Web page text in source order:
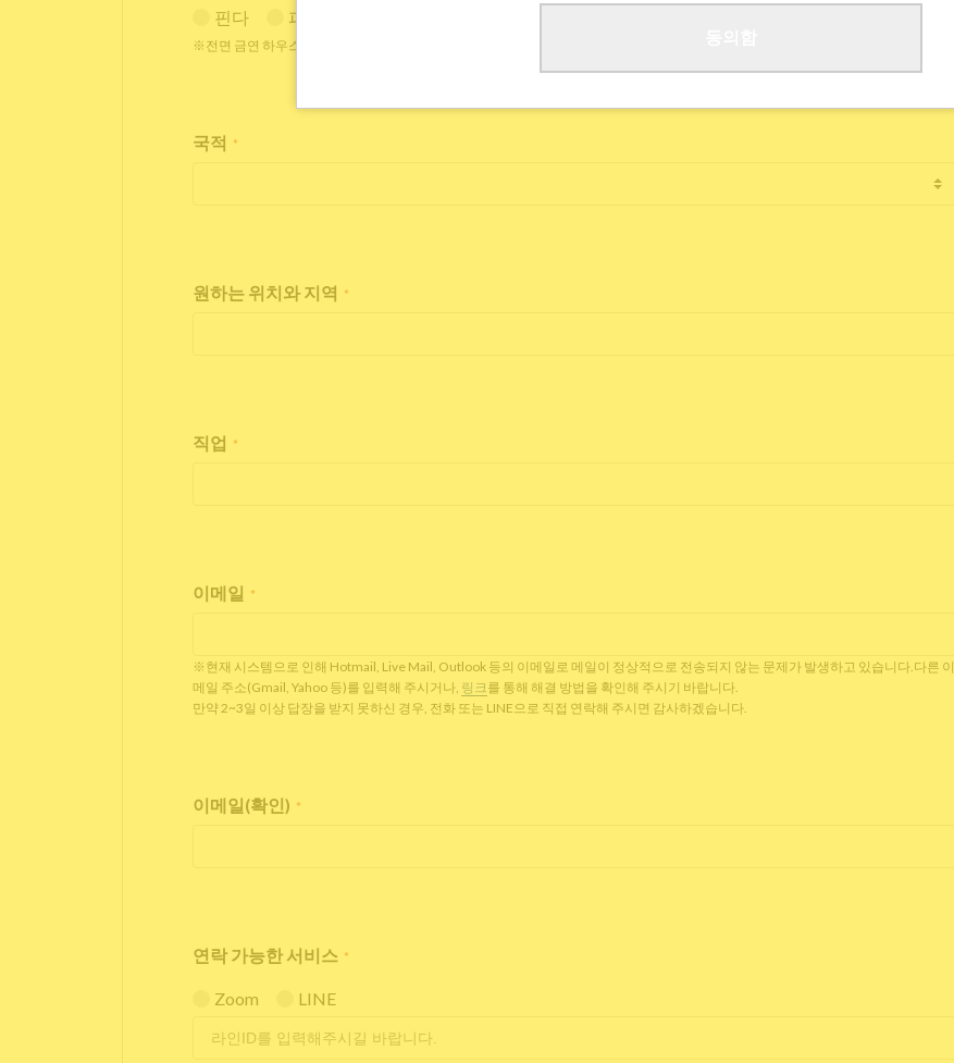
핀다 피지 않는다
※전면 금연 하우스에는 흡연자는 입주하실 수 없으므로 양해 바랍니다.
국적 *
원하는 위치와 지역 *
직업 *
이메일 *
※현재 시스템으로 인해 Hotmail, Live Mail, Outlook 등의 이메일로 메일이 정상적으로 전송되지 않는 문제가 발생하고 있습니다.다른 이
메일 주소(Gmail, Yahoo 등)를 입력해 주시거나, 링크를 통해 해결 방법을 확인해 주시기 바랍니다.
만약 2~3일 이상 답장을 받지 못하신 경우, 전화 또는 LINE으로 직접 연락해 주시면 감사하겠습니다.
이메일(확인) *
연락 가능한 서비스 *
Zoom LINE